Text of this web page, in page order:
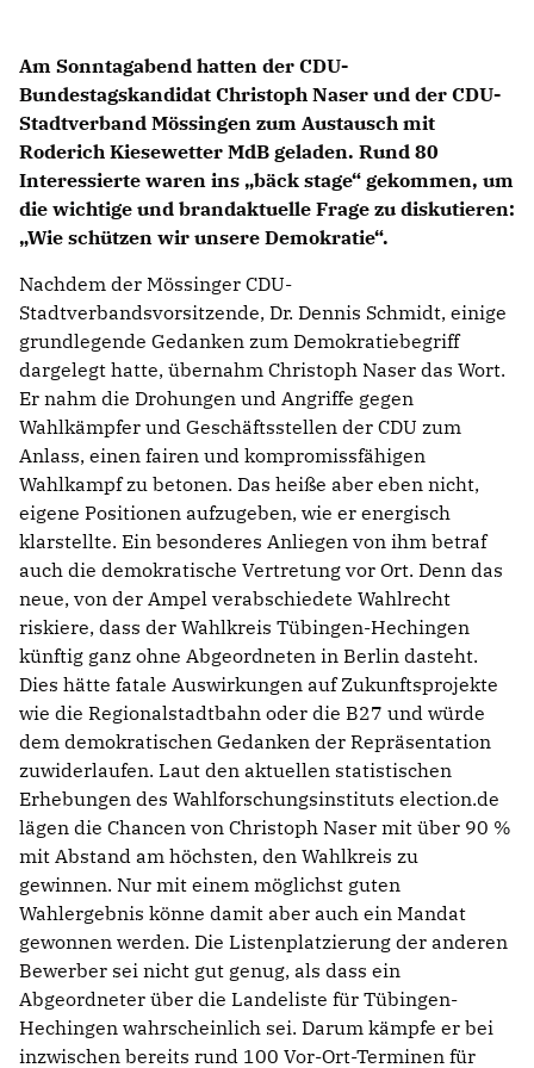
Am Sonntagabend hatten der CDU-
Bundestagskandidat Christoph Naser und der CDU-
Stadtverband Mössingen zum Austausch mit
Roderich Kiesewetter MdB geladen. Rund 80
Interessierte waren ins „bäck stage“ gekommen, um
die wichtige und brandaktuelle Frage zu diskutieren:
Wie schützen wir unsere Demokratie“.
Nachdem der Mössinger CDU-
Stadtverbandsvorsitzende, Dr. Dennis Schmidt, einige
grundlegende Gedanken zum Demokratiebegriff
dargelegt hatte, übernahm Christoph Naser das Wort.
Er nahm die Drohungen und Angriffe gegen
Wahlkämpfer und Geschäftsstellen der CDU zum
Anlass, einen fairen und kompromissfähigen
Wahlkampf zu betonen. Das heiße aber eben nicht,
eigene Positionen aufzugeben, wie er energisch
klarstellte. Ein besonderes Anliegen von ihm betraf
auch die demokratische Vertretung vor Ort. Denn das
neue, von der Ampel verabschiedete Wahlrecht
riskiere, dass der Wahlkreis Tübingen-Hechingen
künftig ganz ohne Abgeordneten in Berlin dasteht.
Dies hätte fatale Auswirkungen auf Zukunftsprojekte
wie die Regionalstadtbahn oder die B27 und würde
dem demokratischen Gedanken der Repräsentation
zuwiderlaufen. Laut den aktuellen statistischen
Erhebungen des Wahlforschungsinstituts election.de
lägen die Chancen von Christoph Naser mit über 90 %
mit Abstand am höchsten, den Wahlkreis zu
gewinnen. Nur mit einem möglichst guten
Wahlergebnis könne damit aber auch ein Mandat
gewonnen werden. Die Listenplatzierung der anderen
Bewerber sei nicht gut genug, als dass ein
Abgeordneter über die Landeliste für Tübingen-
Hechingen wahrscheinlich sei. Darum kämpfe er bei
inzwischen bereits rund 100 Vor-Ort-Terminen für